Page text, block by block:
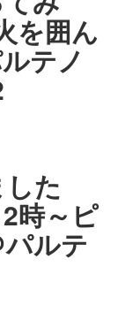
を囲ん
テノ
た
時～ピ
ルテ